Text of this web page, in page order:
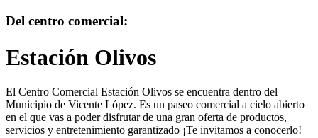
Del centro comercial:
Estación Olivos
El Centro Comercial Estación Olivos se encuentra dentro del
Municipio de Vicente López. Es un paseo comercial a cielo abierto
en el que vas a poder disfrutar de una gran oferta de productos,
servicios y entretenimiento garantizado ¡Te invitamos a conocerlo!